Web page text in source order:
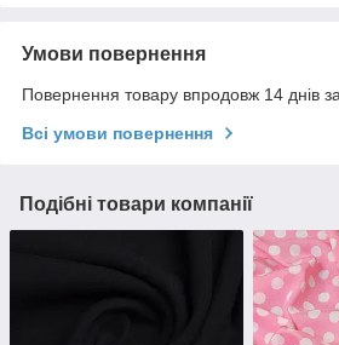
Умови повернення
Повернення товару впродовж 14 днів
Всі умови повернення
Подібні товари компанії